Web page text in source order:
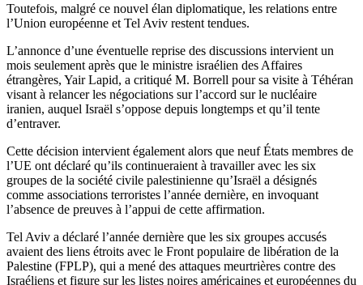
Toutefois, malgré ce nouvel élan diplomatique, les relations entre
l’Union européenne et Tel Aviv restent tendues.
L’annonce d’une éventuelle reprise des discussions intervient un
mois seulement après que le ministre israélien des Affaires
étrangères, Yair Lapid, a critiqué M. Borrell pour sa visite à Téhéran
visant à relancer les négociations sur l’accord sur le nucléaire
iranien, auquel Israël s’oppose depuis longtemps et qu’il tente
d’entraver.
Cette décision intervient également alors que neuf États membres de
l’UE ont déclaré qu’ils continueraient à travailler avec les six
groupes de la société civile palestinienne qu’Israël a désignés
comme associations terroristes l’année dernière, en invoquant
l’absence de preuves à l’appui de cette affirmation.
Tel Aviv a déclaré l’année dernière que les six groupes accusés
avaient des liens étroits avec le Front populaire de libération de la
Palestine (FPLP), qui a mené des attaques meurtrières contre des
Israéliens et figure sur les listes noires américaines et européennes du